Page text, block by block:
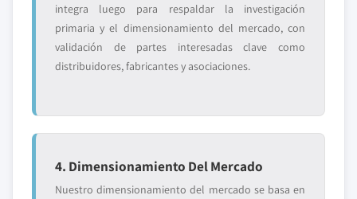
integra luego para respaldar la investigación
primaria y el dimensionamiento del mercado, con
validación de partes interesadas clave como
distribuidores, fabricantes y asociaciones.
4. Dimensionamiento Del Mercado
Nuestro dimensionamiento del mercado se basa en